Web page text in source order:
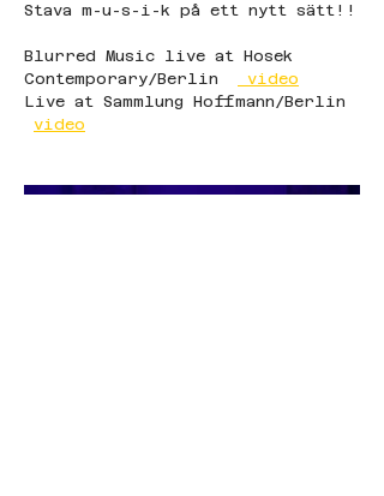
Stava m-u-s-i-k på ett nytt sätt!!
Blurred Music live at Hosek
Contemporary/Berlin
video
Live at Sammlung Hoffmann/Berlin
video